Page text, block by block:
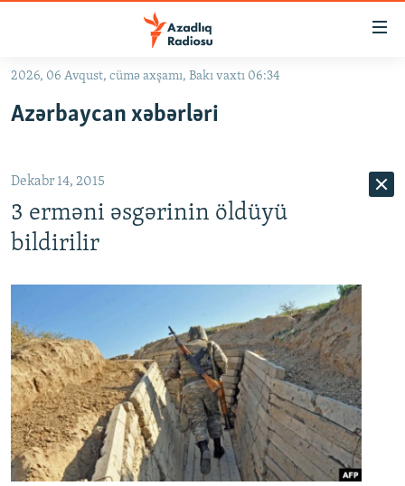
Əsas
qayıt
qayıt
Axtarışa
keç
MULTIMEDIA
VIDEO
FOTOQALEREYA
İNFOQRAFIKA
KARIKATURA
RADIO ARXIV
OXU ZALI
AZƏRBAYCAN ƏDƏBIYYATI KITABXANASI
İSLAM VƏ DEMOKRATIYA
HAQQIMIZDA
MISSIYAMIZ
PEŞƏ ETIKASI VƏ JURNALISTIKA STANDARTLARIMIZ
BIZI IZLƏ
2026, 06 Avqust, cümə axşamı, Bakı vaxtı 06:34
Azərbaycan xəbərləri
Dekabr 14, 2015
3 erməni əsgərinin öldüyü
bildirilir